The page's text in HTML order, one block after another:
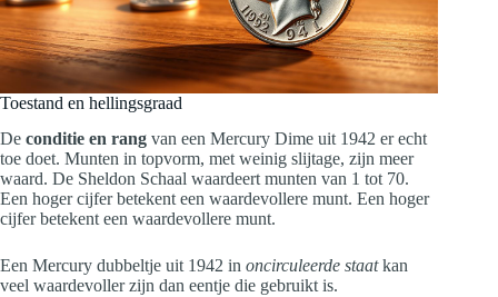
Toestand en hellingsgraad
De conditie en rang van een Mercury Dime uit 1942 er echt
toe doet. Munten in topvorm, met weinig slijtage, zijn meer
waard. De Sheldon Schaal waardeert munten van 1 tot 70.
Een hoger cijfer betekent een waardevollere munt. Een hoger
cijfer betekent een waardevollere munt.
Een Mercury dubbeltje uit 1942 in oncirculeerde staatkan
veel waardevoller zijn dan eentje die gebruikt is.